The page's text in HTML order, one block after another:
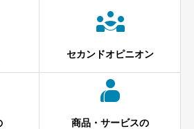

セカンドオピニオン

商品・サービスの